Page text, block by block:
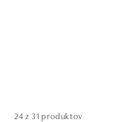
24 z 31 produktov